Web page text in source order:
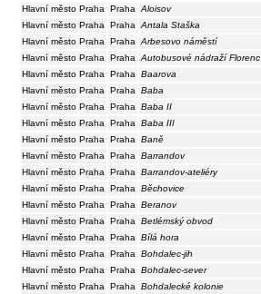
Hlavní město Praha
Praha Aloisov
Hlavní město Praha
Praha Antala Staška
Hlavní město Praha
Praha Arbesovo náměstí
Hlavní město Praha
Praha Autobusové nádraží Florenc
Hlavní město Praha
Praha Baarova
Hlavní město Praha
Praha Baba
Hlavní město Praha
Praha Baba II
Hlavní město Praha
Praha Baba III
Hlavní město Praha
Praha Baně
Hlavní město Praha
Praha Barrandov
Hlavní město Praha
Praha Barrandov-ateliéry
Hlavní město Praha
Praha Běchovice
Hlavní město Praha
Praha Beranov
Hlavní město Praha
Praha Betlémský obvod
Hlavní město Praha
Praha Bílá hora
Hlavní město Praha
Praha Bohdalec-jih
Hlavní město Praha
Praha Bohdalec-sever
Hlavní město Praha
Praha Bohdalecké kolonie